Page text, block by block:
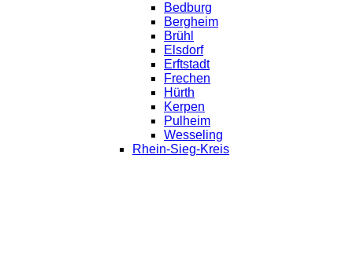
Bedburg
Bergheim
Brühl
Elsdorf
Erftstadt
Frechen
Hürth
Kerpen
Pulheim
Wesseling
Rhein-Sieg-Kreis